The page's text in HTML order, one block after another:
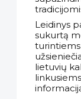
Leidinys
sukurtą
turintiems
lietuvių